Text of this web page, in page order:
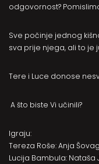
odgovornost?
Sve počinje jednog
sva prije njega, ali to je
Tere i Luce donose
A što biste Vi učinili?
Igraju:
Tereza Roše: Anja
Lucija Bambula: